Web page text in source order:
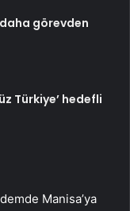
daha görevden
Türkiye’ hedefli
Manisa’ya